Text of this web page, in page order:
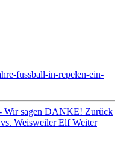
fussball-in-repelen-ein-
Wir sagen DANKE! Zurück
Weisweiler ElfWeiter